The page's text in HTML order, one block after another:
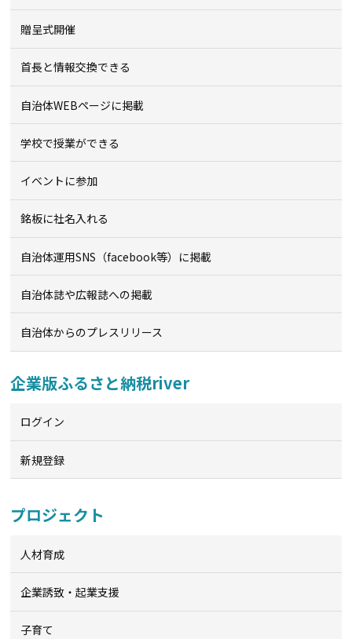
贈呈式開催
首長と情報交換できる
自治体WEBページに掲載
学校で授業ができる
イベントに参加
銘板に社名入れる
自治体運用SNS（facebook等）に掲載
自治体誌や広報誌への掲載
自治体からのプレスリリース
企業版ふるさと納税river
ログイン
新規登録
プロジェクト
人材育成
企業誘致・起業支援
子育て